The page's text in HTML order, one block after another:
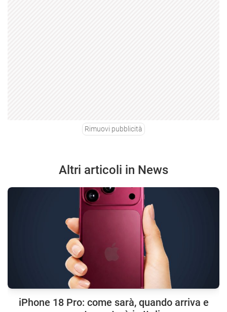
Rimuovi pubblicità
Altri articoli in News
iPhone 18 Pro: come sarà, quando arriva e